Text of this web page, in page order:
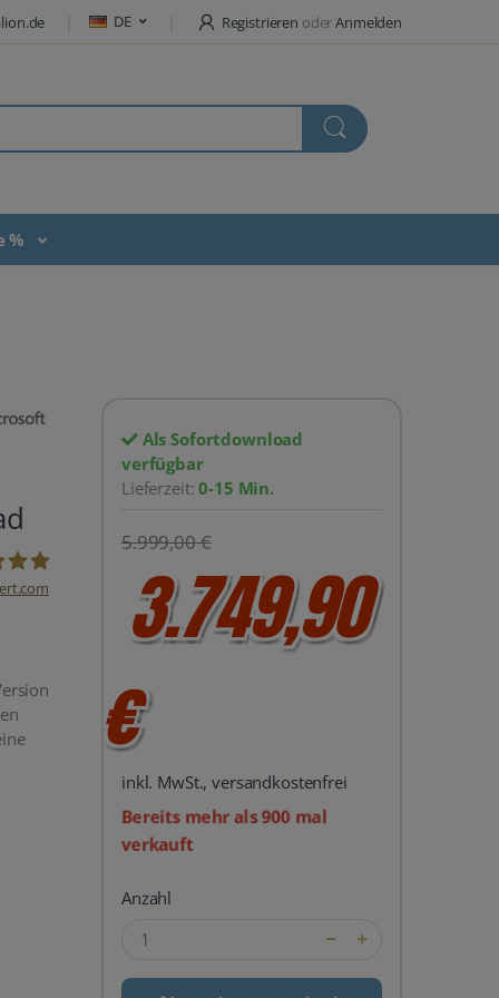
DE Registrieren oderAnmelden
%
Als Sofortdownload
verfügbar
Lieferzeit:0-15 Min.
5.999,00 €
3.749,90
€
inkl. MwSt., versandkostenfrei
Bereits mehr als 900 mal
verkauft
Anzahl